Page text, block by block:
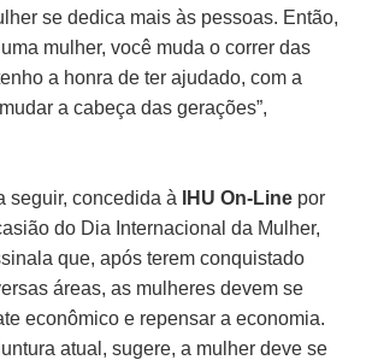
se dedica mais às pessoas. Então,
mulher, você muda o correr das
a honra de ter ajudado, com a
a cabeça das gerações”,
seguir, concedida à IHU On-Line por
do Dia Internacional da Mulher,
que, após terem conquistado
áreas, as mulheres devem se
econômico e repensar a economia.
atual, sugere, a mulher deve se